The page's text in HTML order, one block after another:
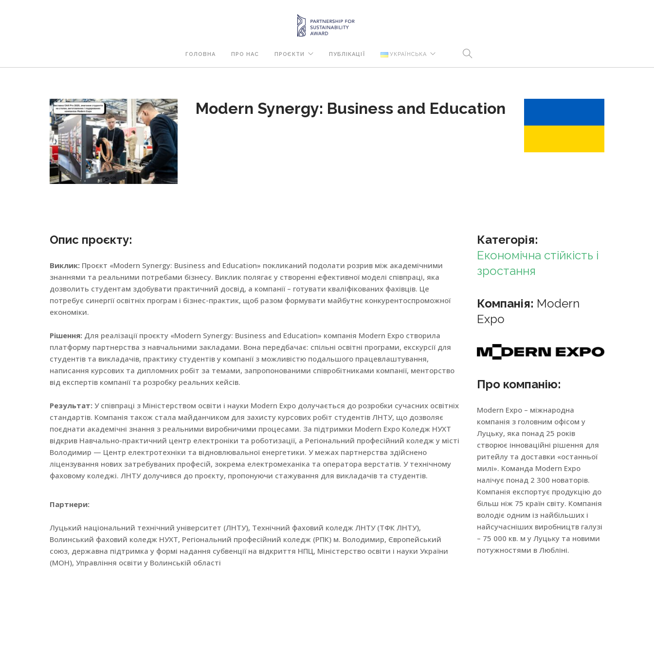
ГОЛОВНА ПРО НАС ПРОЄКТИ ПУБЛІКАЦІЇ УКРАЇНСЬКА
Modern Synergy: Business and Education
Опис проєкту:
Виклик: Проєкт «Modern Synergy: Business and Education» покликаний подолати розрив між академічними
знаннями та реальними потребами бізнесу. Виклик полягає у створенні ефективної моделі співпраці, яка
дозволить студентам здобувати практичний досвід, а компанії – готувати кваліфікованих фахівців. Це
потребує синергії освітніх програм і бізнес-практик, щоб разом формувати майбутнє конкурентоспроможної
економіки.
Рішення: Для реалізації проєкту «Modern Synergy: Business and Education» компанія Modern Expo створила
платформу партнерства з навчальними закладами. Вона передбачає: спільні освітні програми, екскурсії для
студентів та викладачів, практику студентів у компанії з можливістю подальшого працевлаштування,
написання курсових та дипломних робіт за темами, запропонованими співробітниками компанії, менторство
від експертів компанії та розробку реальних кейсів.
Результат: У співпраці з Міністерством освіти і науки Modern Expo долучається до розробки сучасних освітніх
стандартів. Компанія також стала майданчиком для захисту курсових робіт студентів ЛНТУ, що дозволяє
поєднати академічні знання з реальними виробничими процесами. За підтримки Modern Expo Коледж НУХТ
відкрив Навчально-практичний центр електроніки та роботизації, а Регіональний професійний коледж у місті
Володимир — Центр електротехніки та відновлювальної енергетики. У межах партнерства здійснено
ліцензування нових затребуваних професій, зокрема електромеханіка та оператора верстатів. У технічному
фаховому коледжі. ЛНТУ долучився до проєкту, пропонуючи стажування для викладачів та студентів.
Партнери:
Луцький національний технічний університет (ЛНТУ), Технічний фаховий коледж ЛНТУ (ТФК ЛНТУ),
Волинський фаховий коледж НУХТ, Регіональний професійний коледж (РПК) м. Володимир, Європейський
союз, державна підтримка у формі надання субвенції на відкриття НПЦ, Міністерство освіти і науки України
(МОН), Управління освіти у Волинській області
Категорія:
Економічна стійкість і
зростання
Компанія: Modern
Expo
Про компанію:
Modern Expo – міжнародна
компанія з головним офісом у
Луцьку, яка понад 25 років
створює інноваційні рішення для
ритейлу та доставки «останньої
милі». Команда Modern Expo
налічує понад 2 300 новаторів.
Компанія експортує продукцію до
більш ніж 75 країн світу. Компанія
володіє одним із найбільших і
найсучасніших виробництв галузі
– 75 000 кв. м у Луцьку та новими
потужностями в Любліні.